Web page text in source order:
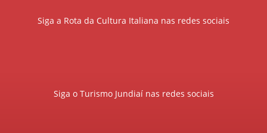
Siga a Rota da Cultura Italiana nas redes sociais
Siga o Turismo Jundiaí nas redes sociais